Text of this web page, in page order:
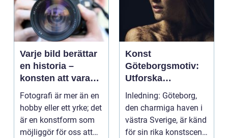
Varje bild berättar
en historia –
konsten att vara
fotograf
Fotografi är mer än en
hobby eller ett yrke; det
är en konstform som
möjliggör för oss att
Konst
Göteborgsmotiv:
Utforska
Göteborgs
konstscen genom
motiv och
målningar
Inledning: Göteborg,
den charmiga haven i
västra Sverige, är känd
för sin rika konstscen